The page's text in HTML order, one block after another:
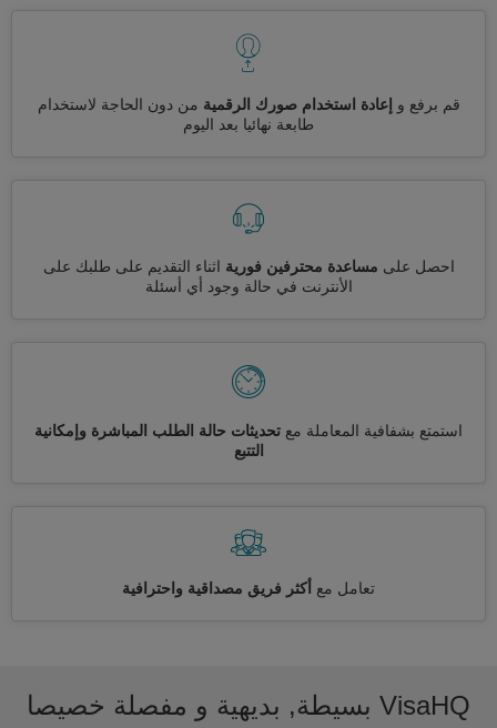
قم برفع و إعادة استخدام صورك الرقمية من دون الحاجة لاستخدام
طابعة نهائيا بعد اليوم
احصل على مساعدة محترفين فورية اثناء التقديم على طلبك على
الأنترنت في حالة وجود أي أسئلة
استمتع بشفافية المعاملة مع تحديثات حالة الطلب المباشرة وإمكانية
التتبع
تعامل مع أكثر فريق مصداقية واحترافية
VisaHQ بسيطة, بديهية و مفصلة خصيصا